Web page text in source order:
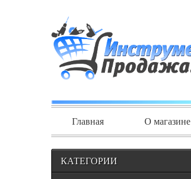
Главная О магазине
КАТЕГОРИИ